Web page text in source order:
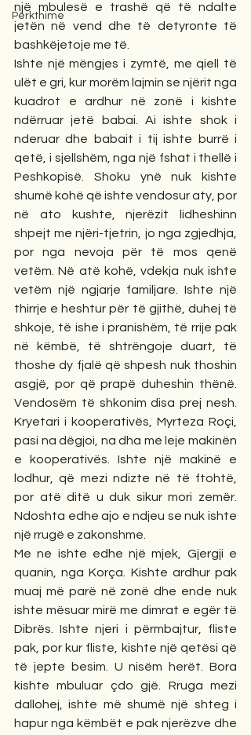
Përkthime
një mbulesë e trashë që të ndalte
jetën në vend dhe të detyronte të
bashkëjetoje me të.
Ishte një mëngjes i zymtë, me qiell të
ulët e gri, kur morëm lajmin se njërit nga
kuadrot e ardhur në zonë i kishte
ndërruar jetë babai. Ai ishte shok i
nderuar dhe babait i tij ishte burrë i
qetë, i sjellshëm, nga një fshat i thellë i
Peshkopisë. Shoku ynë nuk kishte
shumë kohë që ishte vendosur aty, por
në ato kushte, njerëzit lidheshinn
shpejt me njëri-tjetrin, jo nga zgjedhja,
por nga nevoja për të mos qenë
vetëm. Në atë kohë, vdekja nuk ishte
vetëm një ngjarje familjare. Ishte një
thirrje e heshtur për të gjithë, duhej të
shkoje, të ishe i pranishëm, të rrije pak
në këmbë, të shtrëngoje duart, të
thoshe dy fjalë që shpesh nuk thoshin
asgjë, por që prapë duheshin thënë.
Vendosëm të shkonim disa prej nesh.
Kryetari i kooperativës, Myrteza Roçi,
pasi na dëgjoi, na dha me leje makinën
e kooperativës. Ishte një makinë e
lodhur, që mezi ndizte në të ftohtë,
por atë ditë u duk sikur mori zemër.
Ndoshta edhe ajo e ndjeu se nuk ishte
një rrugë e zakonshme.
Me ne ishte edhe një mjek, Gjergji e
quanin, nga Korça. Kishte ardhur pak
muaj më parë në zonë dhe ende nuk
ishte mësuar mirë me dimrat e egër të
Dibrës. Ishte njeri i përmbajtur, fliste
pak, por kur fliste, kishte një qetësi që
të jepte besim. U nisëm herët. Bora
kishte mbuluar çdo gjë. Rruga mezi
dallohej, ishte më shumë një shteg i
hapur nga këmbët e pak njerëzve dhe